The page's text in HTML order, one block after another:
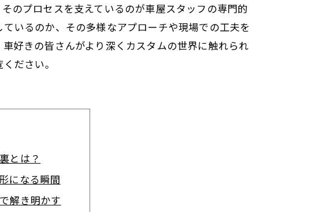
のプロセスを支えているのが車屋スタッフの専門的
いるのか、その多様なアプローチや現場での工夫を
好きの皆さんがより深くカスタムの世界に触れられ
ださい。
とは？
になる瞬間
解き明かす